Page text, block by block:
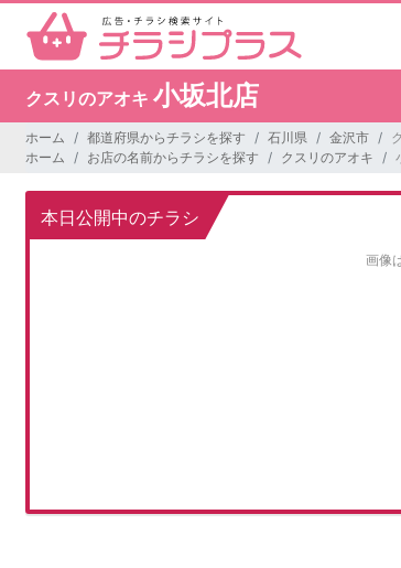
クスリのアオキ 小坂北店
ホーム 都道府県からチラシを探す 石川県 金沢市
ホーム
お店の名前からチラシを探す クスリのアオキ
本日公開中のチラシ
画像